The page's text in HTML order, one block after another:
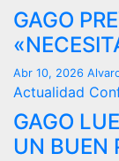
GAGO
Abr 10, 2026
Actualidad
GAGO
UN BUEN